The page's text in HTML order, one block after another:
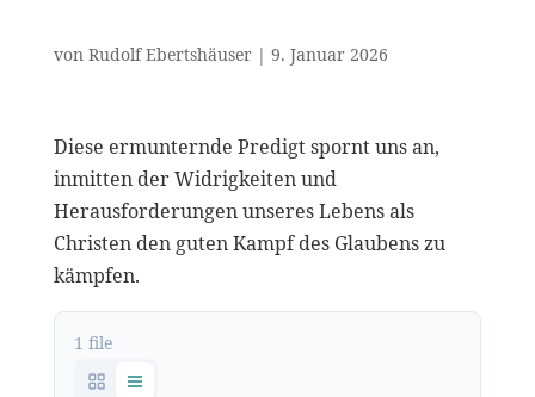
von Rudolf Ebertshäuser| 9. Januar 2026
Diese ermunternde Predigt spornt uns an,
inmitten der Widrigkeiten und
Herausforderungen unseres Lebens als
Christen den guten Kampf des Glaubens zu
kämpfen.
1 file